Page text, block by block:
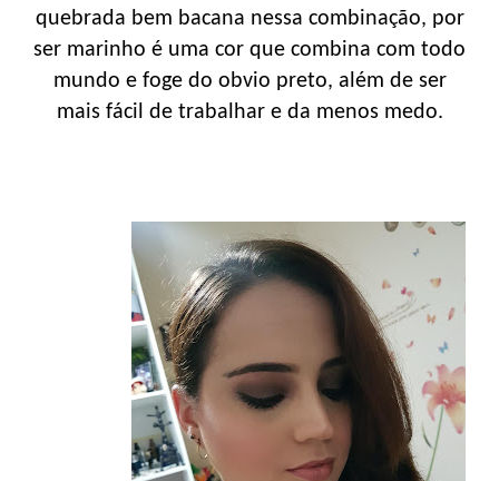
quebrada bem bacana nessa combinação, por
ser marinho é uma cor que combina com todo
mundo e foge do obvio preto, além de ser
mais fácil de trabalhar e da menos medo.